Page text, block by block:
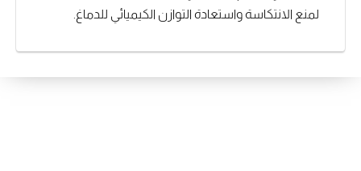
لمنع الانتكاسة واستعادة التوازن الكيميائي للدماغ.